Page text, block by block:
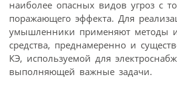
наиболее опасных видов угроз с
поражающего эффекта. Для
умышленники применяют методы и
средства, преднамеренно и
КЭ, используемой для
выполняющей важные задачи.